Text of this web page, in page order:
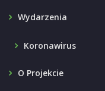
Wydarzenia
Koronawirus
O Projekcie